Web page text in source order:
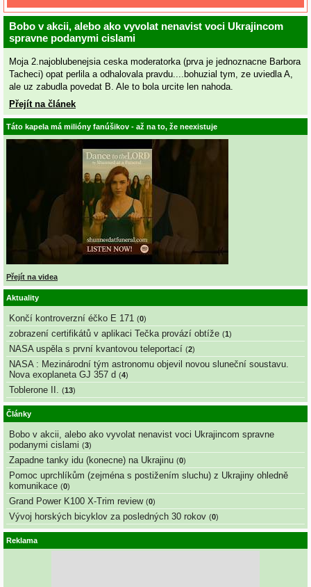
Bobo v akcii, alebo ako vyvolat nenavist voci Ukrajincom
spravne podanymi cislami
Moja 2.najoblubenejsia ceska moderatorka (prva je jednoznacne Barbora
Tacheci) opat perlila a odhalovala pravdu....bohuzial tym, ze uviedla A,
ale uz zabudla povedat B. Ale to bola urcite len nahoda.
Přejít na článek
Táto kapela má milióny fanúšikov - až na to, že neexistuje
Přejít na videa
Aktuality
Končí kontroverzní éčko E 171 (0)
zobrazení certifikátů v aplikaci Tečka provází obtíže (1)
NASA uspěla s první kvantovou teleportací (2)
NASA : Mezinárodní tým astronomu objevil novou sluneční soustavu.
Nova exoplaneta GJ 357 d (4)
Toblerone II. (13)
Články
Bobo v akcii, alebo ako vyvolat nenavist voci Ukrajincom spravne
podanymi cislami (3)
Zapadne tanky idu (konecne) na Ukrajinu (0)
Pomoc uprchlíkům (zejména s postižením sluchu) z Ukrajiny ohledně
komunikace (0)
Grand Power K100 X-Trim review (0)
Vývoj horských bicyklov za posledných 30 rokov (0)
Reklama